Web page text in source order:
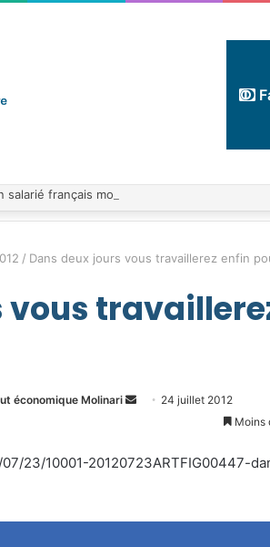
/ Dans deux jours vous travaillerez enfin
vous
économique Molinari
Envoyer24 juillet 2012
Moins
23/10001-20120723ARTFIG00447-